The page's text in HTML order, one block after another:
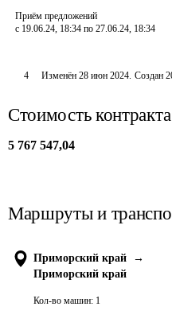
Приём предложений
с 19.06.24, 18:34 по 27.06.24, 18:34
4 Изменён 28 июн 2024. Создан
Стоимость контракта
5 767 547,04
Маршруты и
Приморский край
→
Приморский край
Кол-во машин: 1